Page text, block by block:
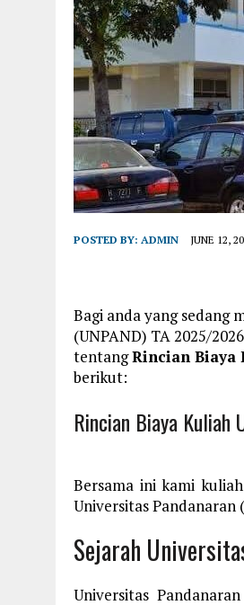
POSTED BY: ADMIN JUNE 12,
Bagi anda yang sedang
(UNPAND) TA 2025/
tentangRincian Biaya
berikut:
Rincian Biaya Kuliah
Bersama ini kami
Universitas Pandanaran
Sejarah
Universitas